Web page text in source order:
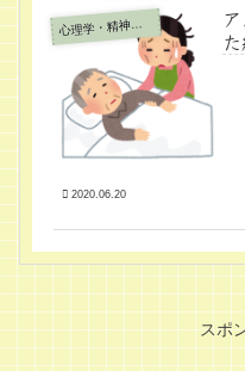
心
理学・精神医学
2020.06.20
スポ